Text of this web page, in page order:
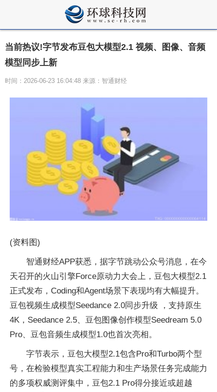
当前热议!字节发布豆包大模型2.1 视频、图像、音频
模型同步上新
时间：2026-06-23 16:04:48 来源：智通财经
(资料图)
智通财经APP获悉，据字节跳动公众号消息，在今
天召开的火山引擎Force原动力大会上，豆包大模型2.1
正式发布，Coding和Agent场景下表现均有大幅提升。
豆包视频生成模型Seedance 2.0同步升级 ，支持原生
4K，Seedance 2.5、豆包图像创作模型Seedream 5.0
Pro、豆包音频生成模型1.0也首次亮相。
字节表示，豆包大模型2.1包含Pro和Turbo两个型
号，在检验模型真实工程能力和生产场景任务完成能力
的多项权威测评集中，豆包2.1 Pro得分接近或超越